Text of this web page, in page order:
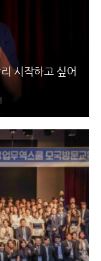
시작하고 싶어